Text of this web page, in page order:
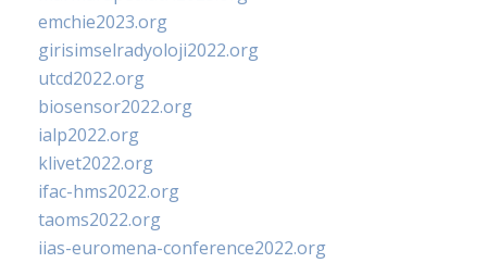
emchie2023.org
girisimselradyoloji2022.org
utcd2022.org
biosensor2022.org
ialp2022.org
klivet2022.org
ifac-hms2022.org
taoms2022.org
iias-euromena-conference2022.org